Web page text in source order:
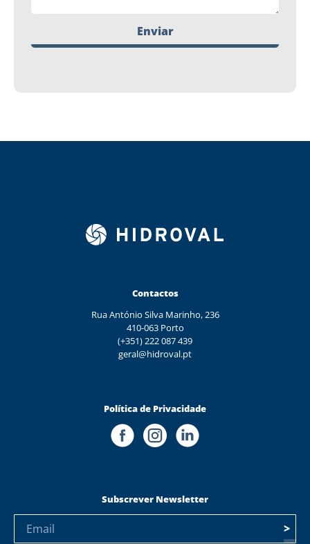
Enviar
Contactos
Rua António Silva Marinho, 236
410-063 Porto
(+351) 222 087 439
geral@hidroval.pt
Política de Privacidade
Subscrever Newsletter
>